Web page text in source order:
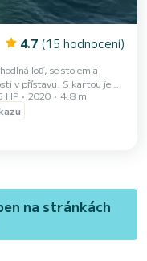
4.7 (15 hodnocení)
loď, se stolem a
v přístavu. S kartou je to
pokutu 50 eur za
HP 2020
4.8 m
na stránkách